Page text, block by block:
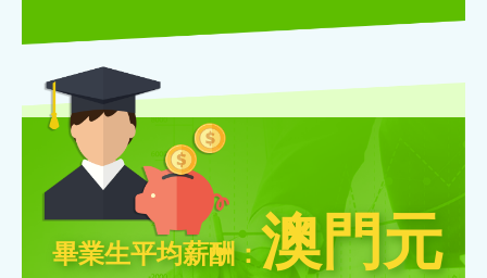
畢業生平均薪酬：澳門元